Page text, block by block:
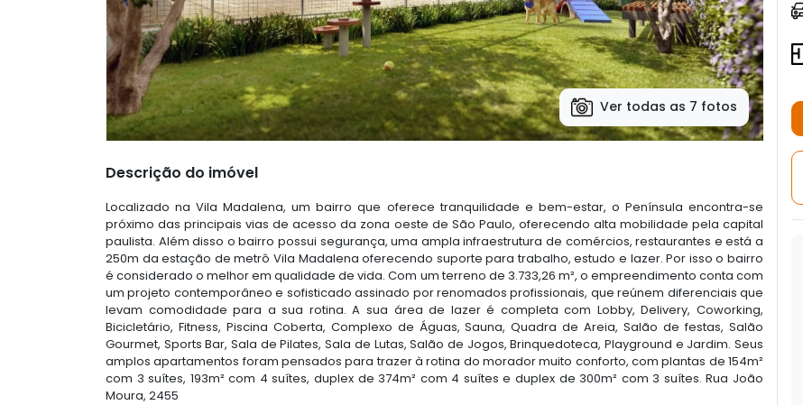
Ver todas as 7 fotos
Descrição do imóvel
Localizado na Vila Madalena, um bairro que oferece tranquilidade e bem-estar, o Península encontra-se
próximo das principais vias de acesso da zona oeste de São Paulo, oferecendo alta mobilidade pela capital
paulista. Além disso o bairro possui segurança, uma ampla infraestrutura de comércios, restaurantes e está a
250m da estação de metrô Vila Madalena oferecendo suporte para trabalho, estudo e lazer. Por isso o bairro
é considerado o melhor em qualidade de vida. Com um terreno de 3.733,26 m², o empreendimento conta com
um projeto contemporâneo e sofisticado assinado por renomados profissionais, que reúnem diferenciais que
levam comodidade para a sua rotina. A sua área de lazer é completa com Lobby, Delivery, Coworking,
Bicicletário, Fitness, Piscina Coberta, Complexo de Águas, Sauna, Quadra de Areia, Salão de festas, Salão
Gourmet, Sports Bar, Sala de Pilates, Sala de Lutas, Salão de Jogos, Brinquedoteca, Playground e Jardim. Seus
amplos apartamentos foram pensados para trazer à rotina do morador muito conforto, com plantas de 154m²
com 3 suítes, 193m² com 4 suítes, duplex de 374m² com 4 suítes e duplex de 300m² com 3 suítes. Rua João
Moura, 2455